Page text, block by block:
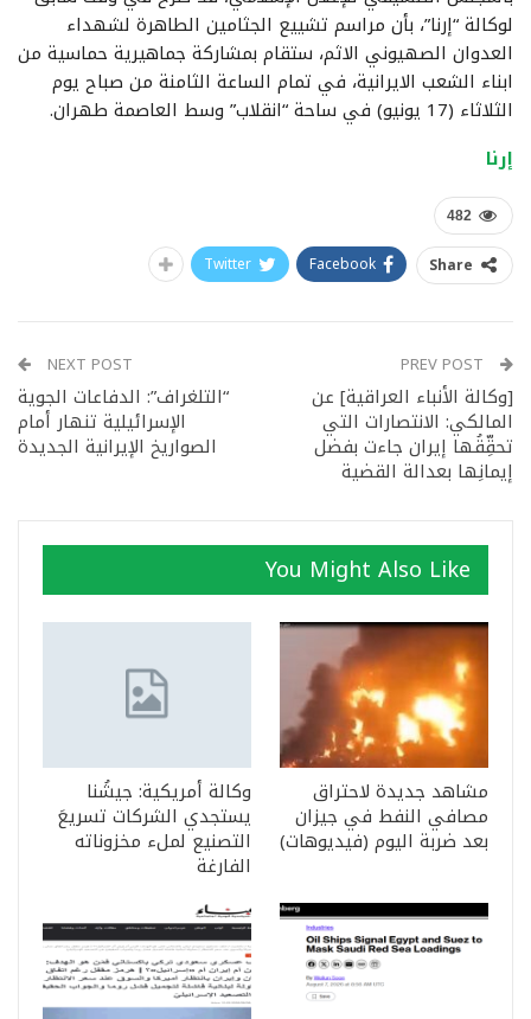
لوكالة “إرنا”، بأن مراسم تشييع الجثامين الطاهرة لشهداء
العدوان الصهيوني الاثم، ستقام بمشاركة جماهيرية حماسية من
ابناء الشعب الايرانية، في تمام الساعة الثامنة من صباح يوم
الثلاثاء (17 يونيو) في ساحة “انقلاب” وسط العاصمة طهران.
إرنا
482
Share
Facebook
Twitter
[وكالة الأنباء العراقية] عن
المالكي: الانتصارات التي
تحقِّقُها إيران جاءت بفضل
إيمانِها بعدالة القضية
NEXT POST
“التلغراف”: الدفاعات الجوية
الإسرائيلية تنهار أمام
الصواريخ الإيرانية الجديدة
You Might Also Like
مشاهد جديدة لاحتراق
مصافي النفط في جيزان
بعد ضربة اليوم (فيديوهات)
وكالة أمريكية: جيشُنا
يستجدي الشركات تسريعَ
التصنيع لملء مخزوناته
الفارغة